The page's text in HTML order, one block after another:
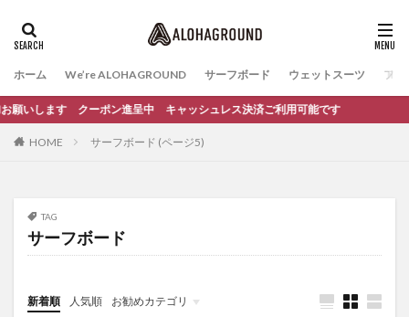
ホーム We’re ALOHAGROUND サーフボード ウェットスーツ ファ
す クーポン進呈中 キャッシュレス決済ご利用可能です
HOME サーフボード (ページ5)
TAG
サーフボード
新着順 人気順 お勧めカテゴリ